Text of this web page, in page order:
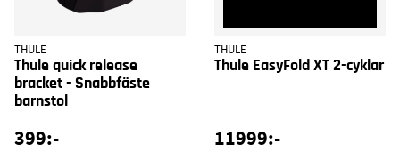
THULE
Thule quick release
bracket - Snabbfäste
barnstol
399:-
THULE
Thule EasyFold XT 2-cyklar
11999:-